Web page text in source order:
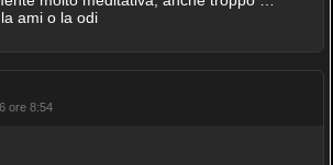
ami o la odi
ore 8:54